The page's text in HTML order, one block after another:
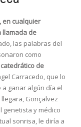
en cualquier
llamada de
las palabras del
como
de
Carracedo, que lo
ganar algún día el
Gonçalvez
genetista y médico
sonrisa, le diría a